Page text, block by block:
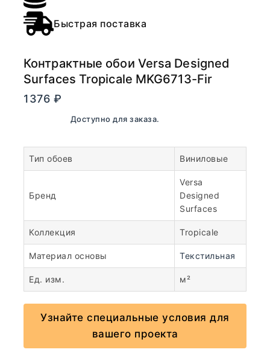
Быстрая поставка
Контрактные обои Versa Designed
Surfaces Tropicale MKG6713-Fir
1376 ₽
В наличии. Доступно для заказа.
Тип обоев Виниловые
Бренд
Versa
Designed
Surfaces
Коллекция Tropicale
Материал основы Текстильная
Ед. изм. м²
Узнайте специальные условия для
вашего проекта